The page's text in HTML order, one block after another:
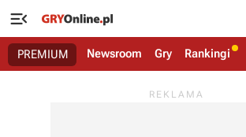

PREMIUM Newsroom Gry Rankingi